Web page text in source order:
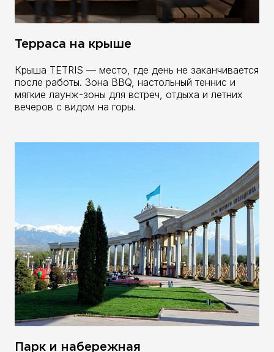
Терраса на крыше
Крыша TETRIS — место, где день не заканчивается
после работы. Зона BBQ, настольный теннис и
мягкие лаунж-зоны для встреч, отдыха и летних
вечеров с видом на горы.
Парк и набережная